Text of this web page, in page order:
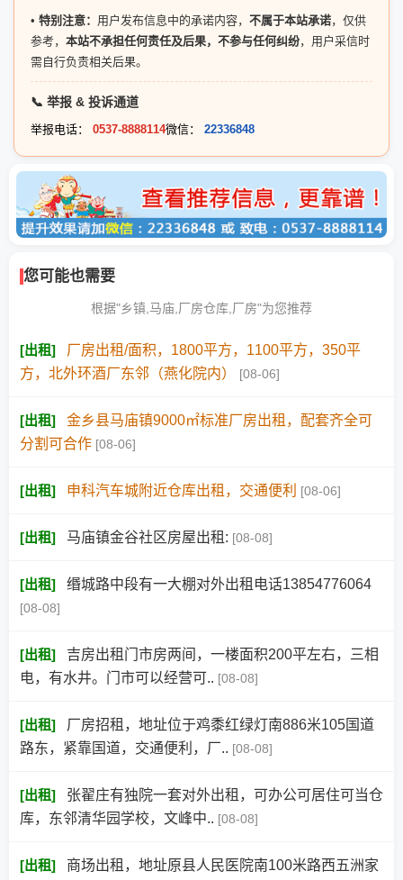
• 特别注意： 用户发布信息中的承诺内容， 不属于本站承诺，仅供
参考， 本站不承担任何责任及后果，不参与任何纠纷，用户采信时
需自行负责相关后果。
📞 举报 & 投诉通道
举报电话： 0537-8888114微信： 22336848
您可能也需要
根据"乡镇,马庙,厂房仓库,厂房"为您推荐
[出租]
厂房出租/面积，1800平方，1100平方，350平
方，北外环酒厂东邻（燕化院内）
[08-06]
[出租]
金乡县马庙镇9000㎡标准厂房出租，配套齐全可
分割可合作 [08-06]
[出租] 申科汽车城附近仓库出租，交通便利 [08-06]
[出租] 马庙镇金谷社区房屋出租: [08-08]
[出租] 缗城路中段有一大棚对外出租电话13854776064
[08-08]
[出租]
吉房出租门市房两间，一楼面积200平左右，三相
电，有水井。门市可以经营可.. [08-08]
[出租]
厂房招租，地址位于鸡黍红绿灯南886米105国道
路东，紧靠国道，交通便利，厂.. [08-08]
[出租]
张翟庄有独院一套对外出租，可办公可居住可当仓
库，东邻清华园学校，文峰中.. [08-08]
[出租]
商场出租，地址原县人民医院南100米路西五洲家